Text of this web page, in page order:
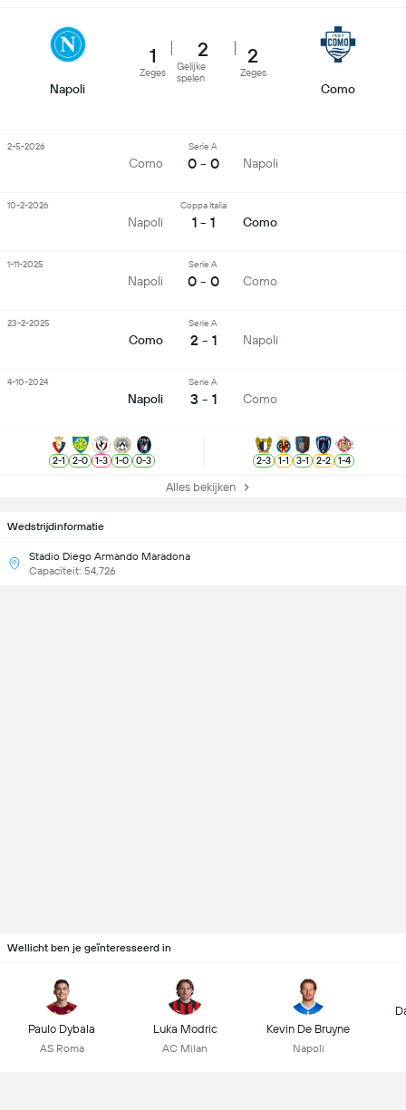
Wedstrijdinformatie
Stadio Diego Armando Maradona
Capaciteit: 54,726
Napoli
1
Zeges
2
Gelijke
spelen
2
Zeges
Como
Como
Serie A
0 - 0 Napoli
2-5-2026
Napoli
Coppa Italia
1 - 1 Como
10-2-2026
Napoli
Serie A
0 - 0 Como
1-11-2025
Como
Serie A
2 - 1 Napoli
23-2-2025
Napoli
Serie A
3 - 1 Como
4-10-2024
2-1 2-0 1-3 1-0 0-3 2-3 1-1 3-1 2-2 1-4
Alles bekijken
Wellicht ben je geïnteresseerd in
Paulo Dybala
AS Roma
Luka Modric
AC Milan
Kevin De Bruyne
Napoli